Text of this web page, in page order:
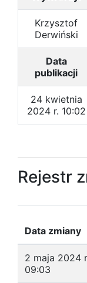
Krzysztof
Derwiński
Data
publikacji
24 kwietnia
2024 r. 10:02
Rejestr
Data zmiany
2 maja 2024
09:03